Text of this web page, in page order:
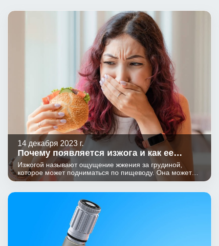
14 декабря 2023 г.
Почему появляется изжога и как ее
избежать?
Изжогой называют ощущение жжения за грудиной,
которое может подниматься по пищеводу. Она может
появиться после переедания или натощак, в лежачем